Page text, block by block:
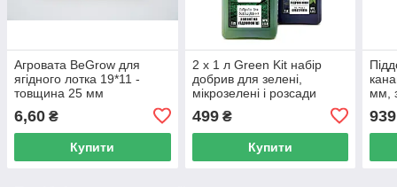
Агровата BeGrow для
ягідного лотка 19*11 -
товщина 25 мм
6,60 ₴
Купити
2 х 1 л Green Kit набір
добрив для зелені,
мікрозелені і розсади
499₴
Купити
мм,
939